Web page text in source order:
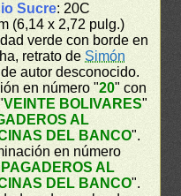
Sucre: 20C
(6,14 x 2,72 pulg.)
verde con borde en
retrato de Simón
autor desconocido.
en número "20" con
VEINTE BOLIVARES"
AL
DEL BANCO".
en número
PAGADEROS AL
DEL BANCO".